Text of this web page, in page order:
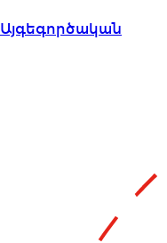
Այգեգործական